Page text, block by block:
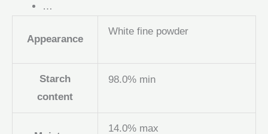
…
Appearance
White fine powder
Starch
content
98.0% min
14.0% max